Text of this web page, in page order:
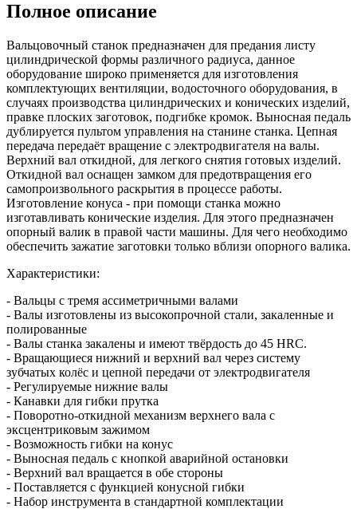
Полное описание
Вальцовочный станок предназначен для предания листу
цилиндрической формы различного радиуса, данное
оборудование широко применяется для изготовления
комплектующих вентиляции, водосточного оборудования, в
случаях производства цилиндрических и конических изделий,
правке плоских заготовок, подгибке кромок. Выносная педаль
дублируется пультом управления на станине станка. Цепная
передача передаёт вращение с электродвигателя на валы.
Верхний вал откидной, для легкого снятия готовых изделий.
Откидной вал оснащен замком для предотвращения его
самопроизвольного раскрытия в процессе работы.
Изготовление конуса - при помощи станка можно
изготавливать конические изделия. Для этого предназначен
опорный валик в правой части машины. Для чего необходимо
обеспечить зажатие заготовки только вблизи опорного валика.
Характеристики:
- Вальцы с тремя ассиметричными валами
- Валы изготовлены из высокопрочной стали, закаленные и
полированные
- Валы станка закалены и имеют твёрдость до 45 HRC.
- Вращающиеся нижний и верхний вал через систему
зубчатых колёс и цепной передачи от электродвигателя
- Регулируемые нижние валы
- Канавки для гибки прутка
- Поворотно-откидной механизм верхнего вала с
эксцентриковым зажимом
- Возможность гибки на конус
- Выносная педаль с кнопкой аварийной остановки
- Верхний вал вращается в обе стороны
- Поставляется с функцией конусной гибки
- Набор инструмента в стандартной комплектации